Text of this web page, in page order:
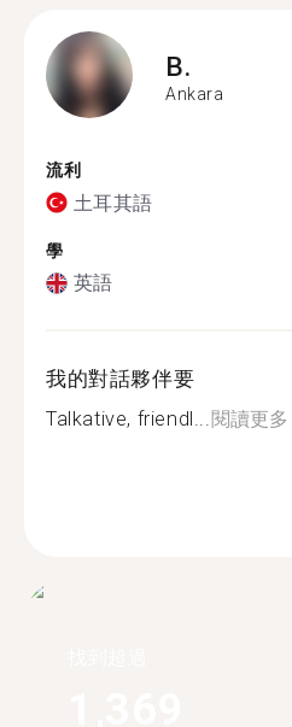
B.
Ankara
流利
土耳其語
學
英語
我的對話夥伴要
Talkative, friendl...閱讀更多